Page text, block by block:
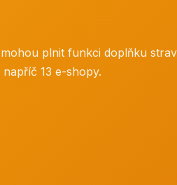
plnit funkci doplňku
13 e-shopy.